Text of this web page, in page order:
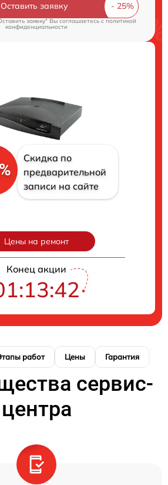
Оставить заявку
заявку" Вы соглашаетесь cполитикой
конфиденциальности
Скидка по
предварительной
записи на сайте
Цены на ремонт
Конец акции
работ Цены Гарантия
сервис-
центра